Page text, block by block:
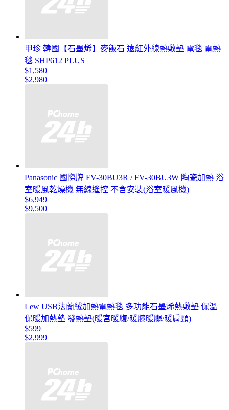
甲珍 韓國【石墨烯】麥飯石 遠紅外線熱敷墊 電毯 電熱
毯 SHP612 PLUS
$1,580
$2,980
Panasonic 國際牌 FV-30BU3R / FV-30BU3W 陶瓷加熱 浴
室暖風乾燥機 無線遙控 不含安裝(浴室暖風機)
$6,949
$9,500
Lew USB法蘭絨加熱電熱毯 多功能石墨烯熱敷墊 保溫
保暖加熱墊 發熱墊(暖宮暖腹/暖膝暖腿/暖肩頸)
$599
$2,999